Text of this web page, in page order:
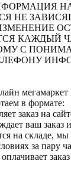
НЕ
КАЖДЫЙ
С
мегамаркет
в формате:
заказ на
ваш заказ
на складе,
за пару